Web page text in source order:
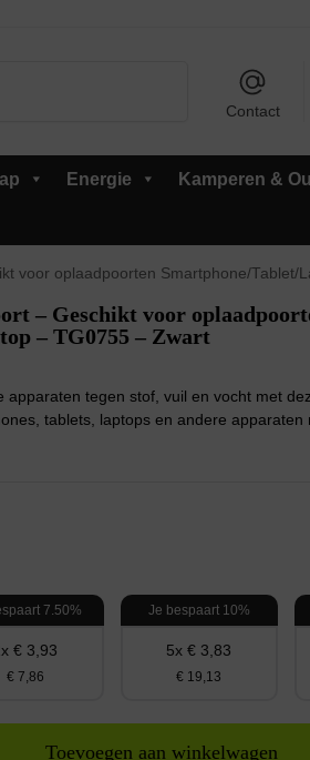
Contact
Energie Kamperen &
oplaadpoorten Smartphone/Tablet/
– Geschikt voor
– TG0755 – Zwart
apparaten tegen stof, vuil en vocht met
tablets, laptops en andere apparaten
7.50%
€ 3,93
€ 7,86
Je bespaart 10%
5x € 3,83
€ 19,13
Toevoegen aan winkelwagen